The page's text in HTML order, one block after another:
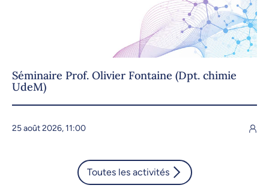
Séminaire Prof. Olivier Fontaine (Dpt. chimie
UdeM)
25 août 2026, 11:00
Toutes les activités